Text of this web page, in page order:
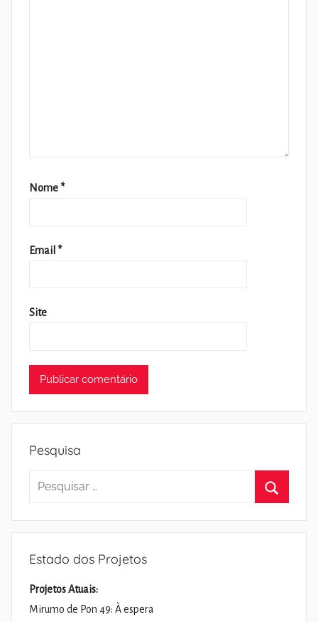
Nome *
Email *
Site
Pesquisa
Pesquisar
Estado dos Projetos
Projetos Atuais:
Mirumo de Pon 49: À espera